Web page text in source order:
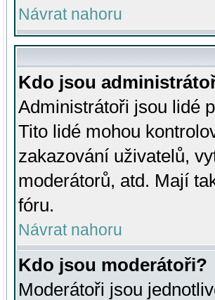
Návrat nahoru
Kdo jsou
Administrátoři jsou lidé
Tito lidé mohou
zakazování uživatelů,
moderátorů, atd. Mají
fóru.
Návrat nahoru
Kdo jsou moderátoři?
Moderátoři jsou